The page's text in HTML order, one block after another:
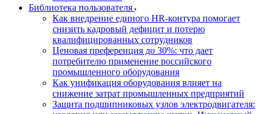
Библиотека пользователя
Как внедрение единого HR-контура помогает
снизить кадровый дефицит и потерю
квалифицированных сотрудников
Ценовая преференция до 30%: что дает
потребителю применение российского
промышленного оборудования
Как унификация оборудования влияет на
снижение затрат промышленных предприятий
Защита подшипниковых узлов электродвигателя: